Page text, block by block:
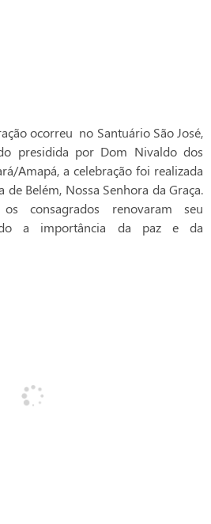
ocorreu no Santuário São José,
presidida por Dom Nivaldo dos
Amapá, a celebração foi realizada
Belém, Nossa Senhora da Graça.
consagrados renovaram seu
a importância da paz e da